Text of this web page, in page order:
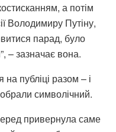
а потім
Володимиру Путіну,
парад, було
– зазначає вона.
публіці разом – і
символічний.
привернула саме